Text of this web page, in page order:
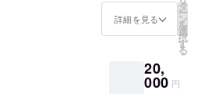
詳細を見る
タ
ー
ン
を
選
択
す
る
20,
000 円